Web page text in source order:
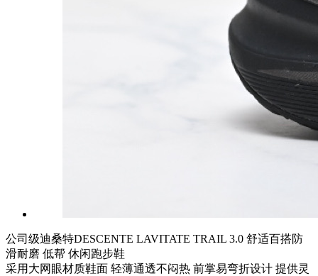
公司级迪桑特DESCENTE LAVITATE TRAIL 3.0 舒适百搭防
滑耐磨 低帮 休闲跑步鞋
采用大网眼材质鞋面 轻薄通透不闷热 前掌易弯折设计 提供灵